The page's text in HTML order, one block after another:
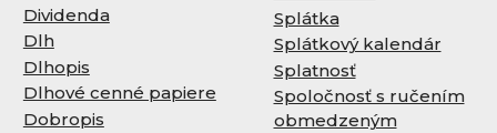
Dividenda
Dlh
Dlhopis
Dlhové cenné papiere
Dobropis
Splátka
Splátkový kalendár
Splatnosť
Spoločnosť s ručením
obmedzeným